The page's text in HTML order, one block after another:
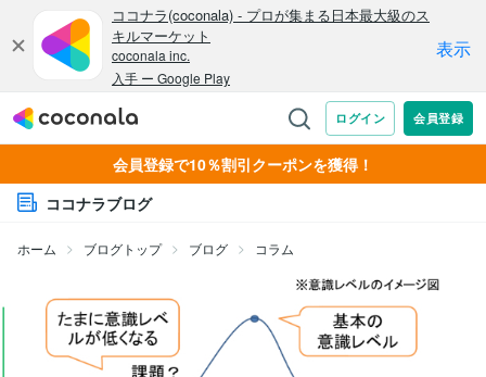
会員登録で10％割引クーポンを獲得！
ココナラブログ
ホーム ブログトップ ブログ コラム